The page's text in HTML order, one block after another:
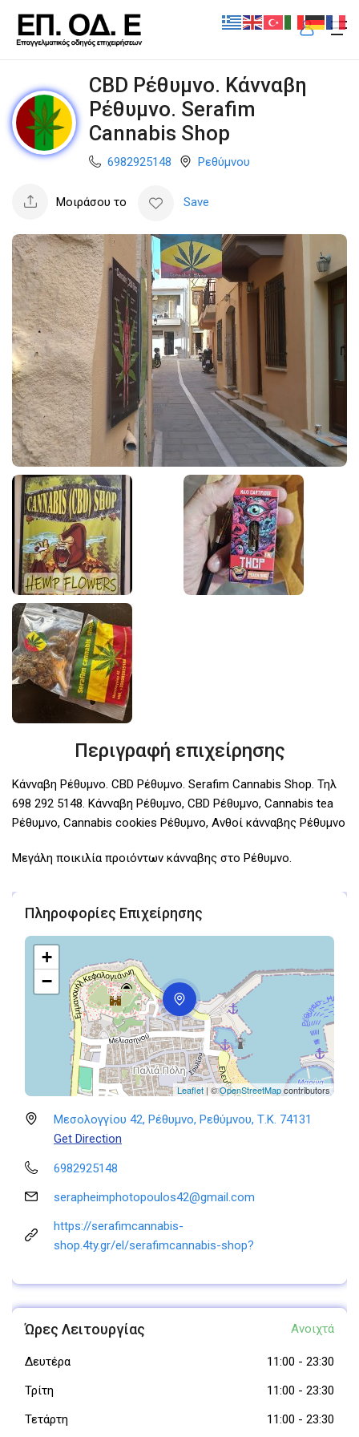
CBD Ρέθυμνο. Κάνναβη
Ρέθυμνο. Serafim
Cannabis Shop
6982925148 Ρεθύμνου
Μοιράσου το Save
Περιγραφή επιχείρησης
Κάνναβη Ρέθυμνο. CBD Ρέθυμνο. Serafim Cannabis Shop. Τηλ
698 292 5148. Κάνναβη Ρέθυμνο, CBD Ρέθυμνο, Cannabis tea
Ρέθυμνο, Cannabis cookies Ρέθυμνο, Ανθοί κάνναβης Ρέθυμνο
Μεγάλη ποικιλία προιόντων κάνναβης στο Ρέθυμνο.
Πληροφορίες Επιχείρησης
+
−
Leaflet | ©OpenStreetMapcontributors
Μεσολογγίου 42, Ρέθυμνο, Ρεθύμνου, Τ.Κ. 74131
Get Direction
6982925148
serapheimphotopoulos42@gmail.com
https://serafimcannabis-
shop.4ty.gr/el/serafimcannabis-shop?
Ώρες Λειτουργίας Ανοιχτά
Δευτέρα 11:00 - 23:30
Τρίτη
11:00 - 23:30
Τετάρτη
11:00 - 23:30